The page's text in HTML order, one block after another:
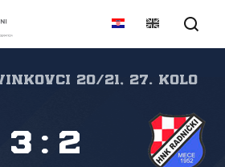
20/21, 27. kolo
3 : 2